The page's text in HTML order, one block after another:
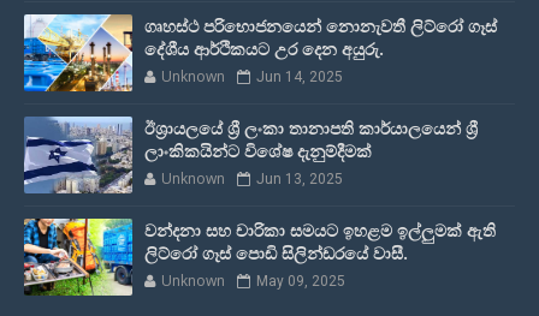
ගෘහස්ථ පරිභොජනයෙන් නොනැවතී ලිට්රෝ ගෑස්
දේශීය ආර්ථිකයට උර දෙන අයුරු.
Unknown Jun 14, 2025
ඊශ්‍රායලයේ ශ්‍රී ලංකා තානාපති කාර්යාලයෙන් ශ්‍රී
ලාංකිකයින්ට විශේෂ දැනුම්දීමක්
Unknown Jun 13, 2025
වන්දනා සහ චාරිකා සමයට ඉහළම ඉල්ලුමක් ඇති
ලිට්රෝ ගෑස් පොඩි සිලින්ඩරයේ වාසී.
Unknown May 09, 2025